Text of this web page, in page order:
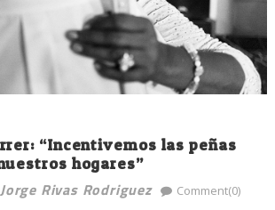
“Incentivemos las peñas
hogares”
Jorge Rivas Rodriguez Comment(0)